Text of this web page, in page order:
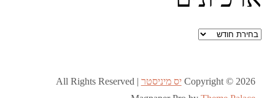
ארכיונים
Copyright © 2026 יס מיניסטר All Rights Reserved |